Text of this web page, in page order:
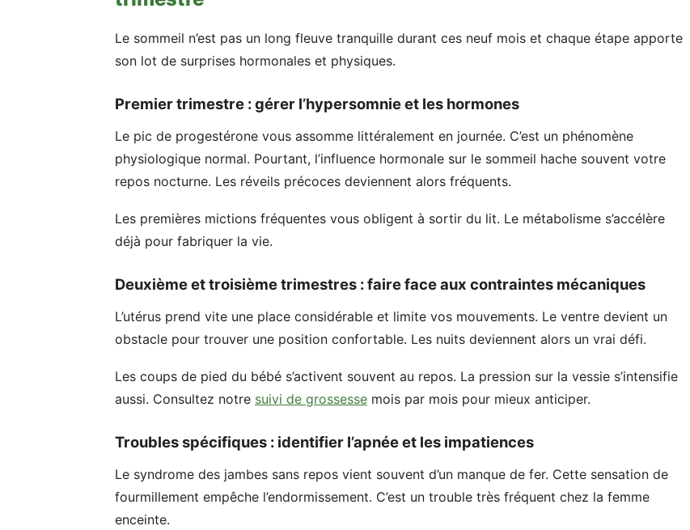
Le sommeil n’est pas un long fleuve tranquille durant ces neuf mois et chaque étape apporte
son lot de surprises hormonales et physiques.
Premier trimestre : gérer l’hypersomnie et les hormones
Le pic de progestérone vous assomme littéralement en journée. C’est un phénomène
physiologique normal. Pourtant, l’influence hormonale sur le sommeil hache souvent votre
repos nocturne. Les réveils précoces deviennent alors fréquents.
Les premières mictions fréquentes vous obligent à sortir du lit. Le métabolisme s’accélère
déjà pour fabriquer la vie.
Deuxième et troisième trimestres : faire face aux contraintes mécaniques
L’utérus prend vite une place considérable et limite vos mouvements. Le ventre devient un
obstacle pour trouver une position confortable. Les nuits deviennent alors un vrai défi.
Les coups de pied du bébé s’activent souvent au repos. La pression sur la vessie s’intensifie
aussi. Consultez notre suivi de grossesse mois par mois pour mieux anticiper.
Troubles spécifiques : identifier l’apnée et les impatiences
Le syndrome des jambes sans repos vient souvent d’un manque de fer. Cette sensation de
fourmillement empêche l’endormissement. C’est un trouble très fréquent chez la femme
enceinte.